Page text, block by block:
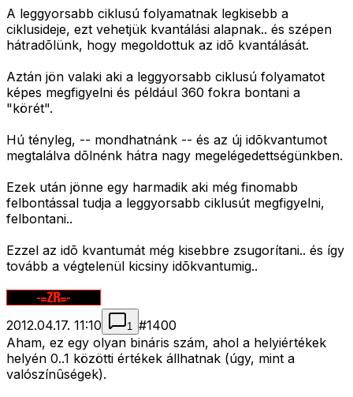
A leggyorsabb ciklusú folyamatnak legkisebb a
ciklusideje, ezt vehetjük kvantálási alapnak.. és szépen
hátradõlünk, hogy megoldottuk az idõ kvantálását.
Aztán jön valaki aki a leggyorsabb ciklusú folyamatot
képes megfigyelni és például 360 fokra bontani a
"körét".
Hú tényleg, -- mondhatnánk -- és az új idõkvantumot
megtalálva dõlnénk hátra nagy megelégedettségünkben.
Ezek után jönne egy harmadik aki még finomabb
felbontással tudja a leggyorsabb ciklusút megfigyelni,
felbontani..
Ezzel az idõ kvantumát még kisebbre zsugorítani.. és így
tovább a végtelenül kicsiny idõkvantumig..
2012.04.17. 11:10 1 #1400
Aham, ez egy olyan bináris szám, ahol a helyiértékek
helyén 0..1 közötti értékek állhatnak (úgy, mint a
valószínûségek).